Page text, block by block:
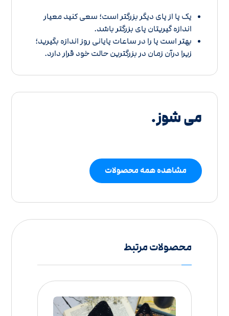
یک پا از پای دیگر بزرگتر است؛ سعی کنید معیار
اندازه گیریتان پای بزرگتر باشد.
بهتر است پا را در ساعات پایانی روز اندازه بگیرید؛
زیرا درآن زمان در بزرگترین حالت خود قرار دارد.
می شوز.
مشاهده همه محصولات
محصولات مرتبط